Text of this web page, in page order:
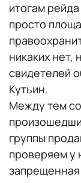
итогам
просто
никаких нет,
свидетелей
Кутьин.
Между тем
группы
проверяем у
запрещенная